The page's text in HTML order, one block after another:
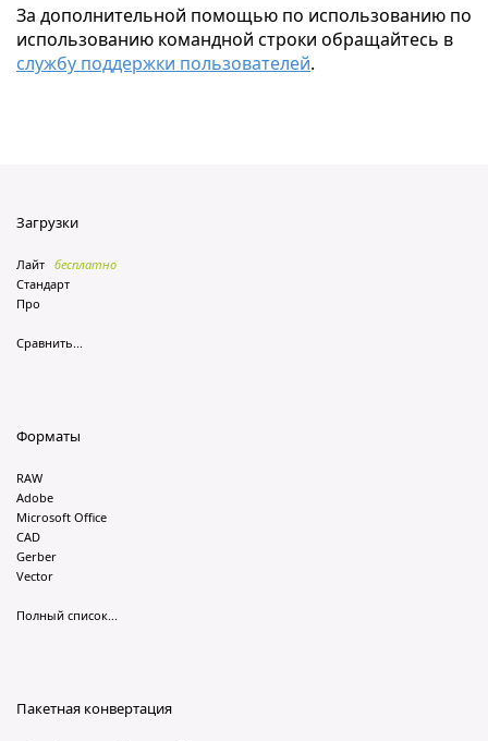
За дополнительной помощью по использованию по
использованию командной строки обращайтесь в
службу поддержки пользователей.
Загрузки
Лайт бесплатно
Стандарт
Про
Сравнить...
Форматы
RAW
Adobe
Microsoft Office
CAD
Gerber
Vector
Полный список...
Пакетная конвертация